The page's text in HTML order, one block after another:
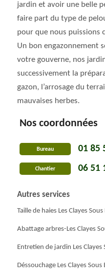
jardin et avoir une belle
faire part du type de
pour que nous puissions
Un bon engazonnement
votre gouverne, nos
successivement la
gazon, l’arrosage du
mauvaises herbes.
Nos coordonnées
Bureau 01 85
Chantier 06 51
Autres services
Taille de haies Les Clayes
Abattage arbres-Les Clayes
Entretien de jardin Les Clayes
Déssouchage Les Clayes